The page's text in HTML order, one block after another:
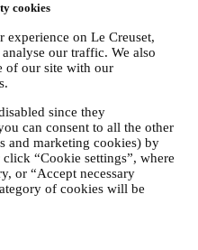
cookies
experience on Le Creuset,
our traffic. We also
of our site with our
since they
can consent to all the other
and marketing cookies) by
“Cookie settings”, where
or “Accept necessary
of cookies will be
con Le Creuset sea una
noticias y ofertas
de datos de clientes del grupo
de Marketing de
especiales personalizados y le
productos, si hay ofertas
show cooking o eventos
dedicadas a usted.
recibir nuestras
momento, de forma
se muestran como parte de la
de baja de la newsletter
de baja que aparece en la
En cualquier caso, si desea